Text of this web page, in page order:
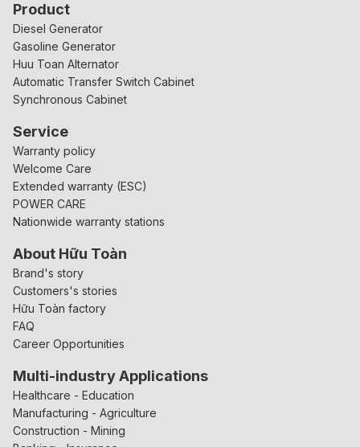
Product
Diesel Generator
Gasoline Generator
Huu Toan Alternator
Automatic Transfer Switch Cabinet
Synchronous Cabinet
Service
Warranty policy
Welcome Care
Extended warranty (ESC)
POWER CARE
Nationwide warranty stations
About Hữu Toàn
Brand's story
Customers's stories
Hữu Toàn factory
FAQ
Career Opportunities
Multi-industry Applications
Healthcare - Education
Manufacturing - Agriculture
Construction - Mining